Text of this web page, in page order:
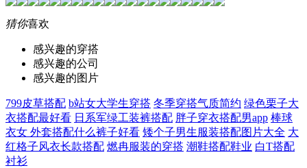
猜你喜欢
感兴趣的穿搭
感兴趣的公司
感兴趣的图片
799皮草搭配 b站女大学生穿搭 冬季穿搭气质简约 绿色栗子大
衣搭配最好看 日系军绿工装裤搭配 胖子穿衣搭配男app 棒球
衣女 外套搭配什么裤子好看 矮个子男生服装搭配图片大全 大
红格子风衣长款搭配 燃冉服装的穿搭 潮鞋搭配鞋业 白T搭配
衬衫